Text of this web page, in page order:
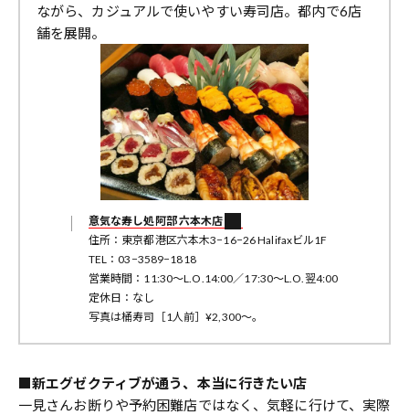
ながら、カジュアルで使いやすい寿司店。都内で6店
舗を展開。
意気な寿し処阿部 六本木店
住所：東京都港区六本木3−16−26 Halifaxビル1F
TEL：03−3589−1818
営業時間：11:30〜L.O.14:00／17:30〜L.O.翌4:00
定休日：なし
写真は桶寿司［1人前］¥2,300〜。
■新エグゼクティブが通う、本当に行きたい店
一見さんお断りや予約困難店ではなく、気軽に行けて、実際